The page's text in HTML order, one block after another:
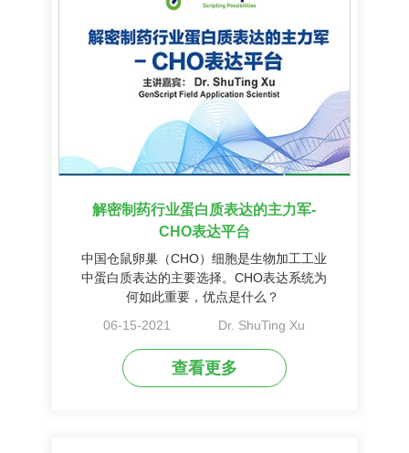
解密制药行业蛋白质表达的主力军-
CHO表达平台
中国仓鼠卵巢（CHO）细胞是生物加工工业
中蛋白质表达的主要选择。CHO表达系统为
何如此重要，优点是什么？
06-15-2021
Dr. ShuTing Xu
查看更多